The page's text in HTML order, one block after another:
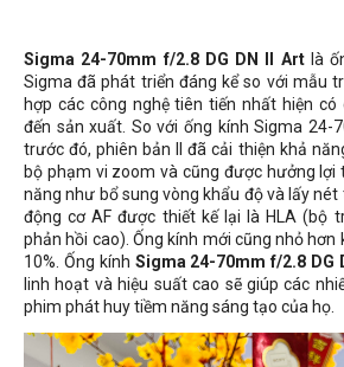
Sigma 24-70mm f/2.8 DG DN II Artlà
Sigma đã phát triển đáng kể so với mẫu
hợp các công nghệ tiên tiến nhất hiện
đến sản xuất. So với ống kính Sigma 24-
trước đó, phiên bản II đã cải thiện khả
bộ phạm vi zoom và cũng được hưởng lợi
năng như bổ sung vòng khẩu độ và lấy
động cơ AF được thiết kế lại là HLA (bộ
phản hồi cao). Ống kính mới cũng nhỏ hơn
10%. Ống kính Sigma 24-70mm f/2.8 DG
linh hoạt và hiệu suất cao sẽ giúp các
phim phát huy tiềm năng sáng tạo của họ.